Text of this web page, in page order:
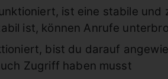
ist eine stabile
ist, können Anrufe
bist du darauf
Zugriff haben musst